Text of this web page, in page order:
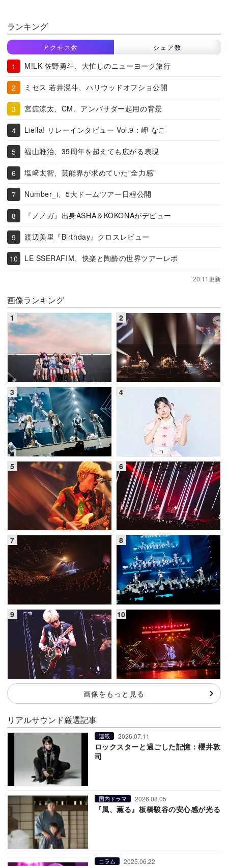
ランキング
アクセス数 シェア数
M!LK 佐野勇斗、大忙しのニューヨーク旅行
ミセス 若井滉斗、ハリウッドオフショ公開
宮舘涼太、CM、アンバサダー起用の背景
Liella! リレーインタビュー Vol.9：岬 なこ
福山雅治、35周年を超えても広がる表現
塩﨑太智、芸能界が求めていた“全力感”
Number_i、5大ドームツアー日程公開
『ノノガ』出身ASHA＆KOKONAがデビュー
渡辺美里『Birthday』クロスレビュー
LE SSERAFIM、快楽と陶酔の世界ツアーレポ
20:11更新
画像ランキング
画像をもっと見る
リアルサウンド厳選記事
連載 2026.07.11
ロックスターと過ごした記憶：櫻井敦
司
国内ドラマ 2026.08.05
『風、薫る』板橋駿谷の安心感が光る
コラム 2025.06.22